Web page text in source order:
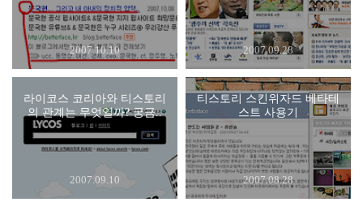
2007.10.10 2007.09.28
라이코스 코리아와 티스토리
의 관계는 무엇일까? 궁금..
2007.09.10
티스토리 스킨위자드 베타테
스트 사용기
2007.08.28